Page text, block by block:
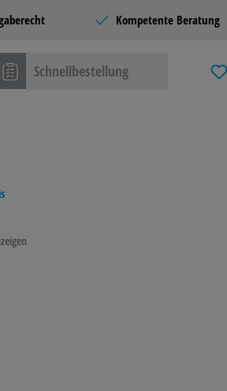
Kompetente Beratung
Schnellbestellung